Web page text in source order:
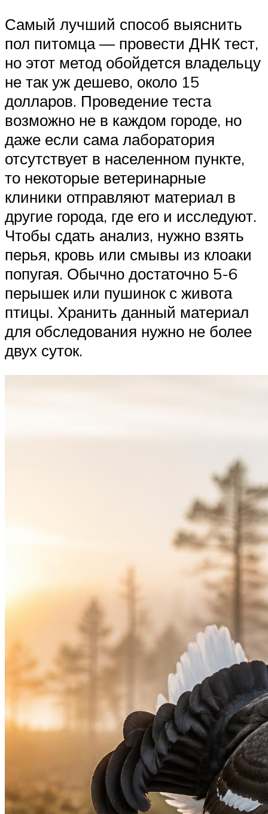
Самый лучший способ выяснить
пол питомца — провести ДНК тест,
но этот метод обойдется владельцу
не так уж дешево, около 15
долларов. Проведение теста
возможно не в каждом городе, но
даже если сама лаборатория
отсутствует в населенном пункте,
то некоторые ветеринарные
клиники отправляют материал в
другие города, где его и исследуют.
Чтобы сдать анализ, нужно взять
перья, кровь или смывы из клоаки
попугая. Обычно достаточно 5-6
перышек или пушинок с живота
птицы. Хранить данный материал
для обследования нужно не более
двух суток.